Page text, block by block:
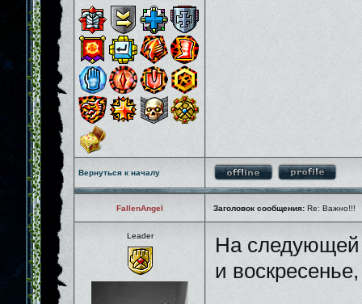
Вернуться к началу
FallenAngel Заголовок сообщения: Re: Важно!!!
Leader
На следующей
и